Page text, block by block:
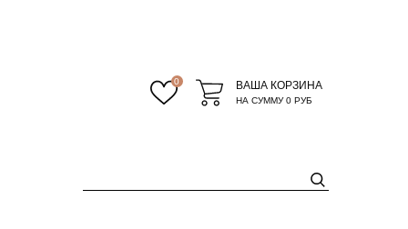
0 ВАША КОРЗИНА
НА СУММУ0 РУБ